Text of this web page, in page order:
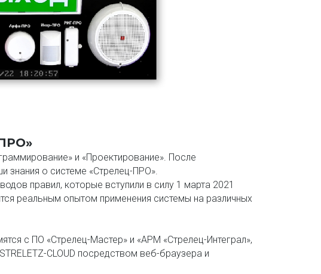
и «Проектирование». После
знания о системе «Стрелец-ПРО».
правил, которые вступили в силу 1 марта 2021
реальным опытом применения системы на различных
с ПО «Стрелец-Мастер» и «АРМ «Стрелец-Интеграл»,
CLOUD посредством веб-браузера и